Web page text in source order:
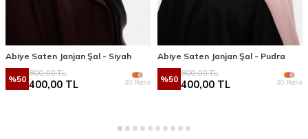
Abiye Saten Janjan Şal - Siyah
%50
800,00TL
400,00 TL 30 Renk
Abiye Saten Janjan Şal - Pudra
%50
800,00TL
400,00 TL 30 Renk